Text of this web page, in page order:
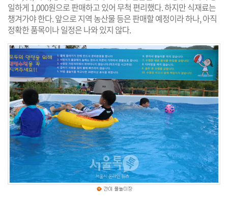
일하게 1,000원으로 판매하고 있어 무척 편리했다. 하지만 식재료는
챙겨가야 한다. 앞으로 지역 농산물 등은 판매할 예정이라 하나, 아직
정확한 품목이나 일정은 나와 있지 않다.